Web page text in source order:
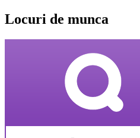
Locuri de munca